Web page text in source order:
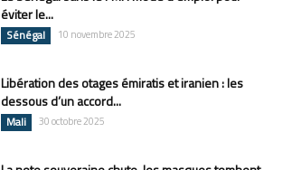
éviter le...
Sénégal 10 novembre 2025
Libération des otages émiratis et iranien : les
dessous d’un accord...
Mali 30 octobre 2025